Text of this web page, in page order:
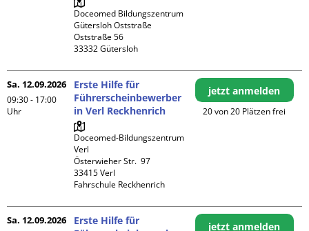
Doceomed Bildungszentrum
Gütersloh Oststraße
Oststraße 56
Sa. 12.09.2026
09:30 - 17:00
Uhr
Erste Hilfe für
Führerscheinbewerber
in Verl Reckhenrich
Doceomed-Bildungszentrum
Verl
Österwieher Str.  97
33415 Verl
Fahrschule Reckhenrich
jetzt anmelden
20 von 20 Plätzen frei
Sa. 12.09.2026
Erste Hilfe für
jetzt anmelden